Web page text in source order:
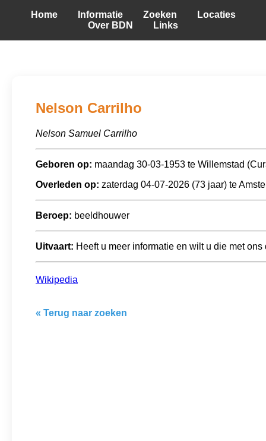
Home Informatie Zoeken
Locaties
Over BDN
Links
Nelson Carrilho
Nelson Samuel Carrilho
Geboren op: maandag 30-03-1953 te Willemstad
Overleden op: zaterdag 04-07-2026 (73 jaar) te
Beroep: beeldhouwer
Uitvaart: Heeft u meer informatie en wilt u die met
Wikipedia
« Terug naar zoeken